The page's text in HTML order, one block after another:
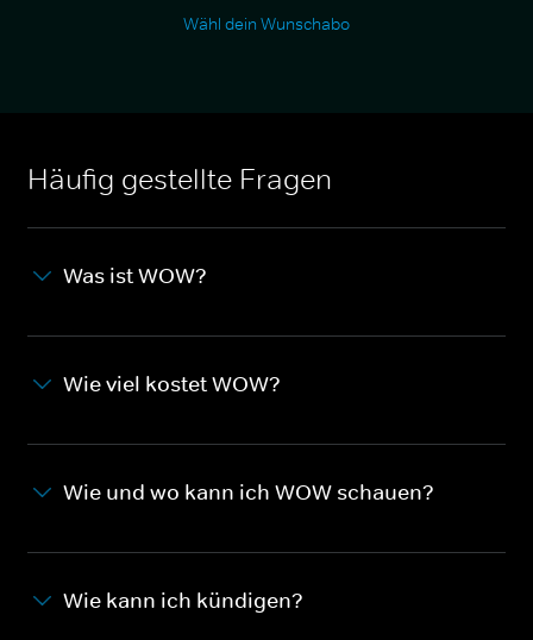
Wähl dein Wunschabo
Häufig gestellte Fragen
Was ist WOW?
Wie viel kostet WOW?
Wie und wo kann ich WOW schauen?
Wie kann ich kündigen?